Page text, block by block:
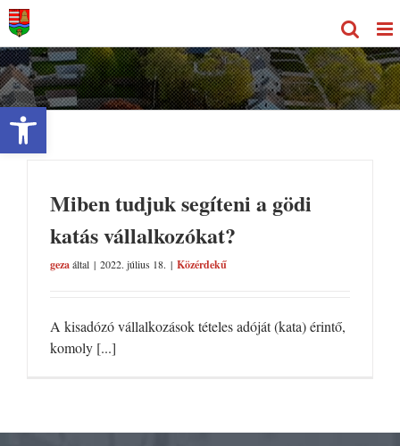
Eszköztár megnyitása
Kihagyás
Miben tudjuk segíteni a gödi
katás vállalkozókat?
gezaáltal | 2022. július 18. | Közérdekű
A kisadózó vállalkozások tételes adóját (kata) érintő,
komoly [...]